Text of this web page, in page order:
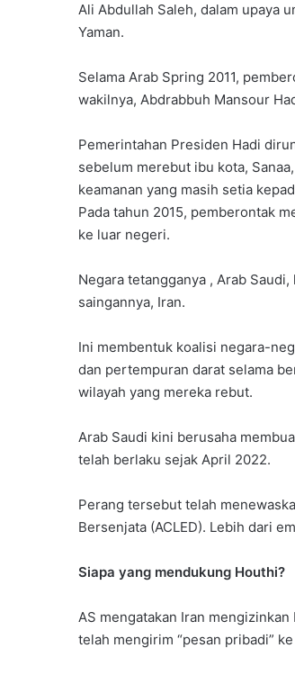
Ali Abdullah Saleh, dalam upaya
Yaman.
Selama Arab Spring 2011,
wakilnya, Abdrabbuh Mansour
Pemerintahan Presiden Hadi
sebelum merebut ibu kota,
keamanan yang masih setia
Pada tahun 2015, pemberontak
ke luar negeri.
Negara tetangganya , Arab
saingannya, Iran.
Ini membentuk koalisi negara-
dan pertempuran darat selama
wilayah yang mereka rebut.
Arab Saudi kini berusaha
telah berlaku sejak April 2022.
Perang tersebut telah
Bersenjata (ACLED). Lebih dari
Siapa yang mendukung Houthi?
AS mengatakan Iran
telah mengirim “pesan pribadi”